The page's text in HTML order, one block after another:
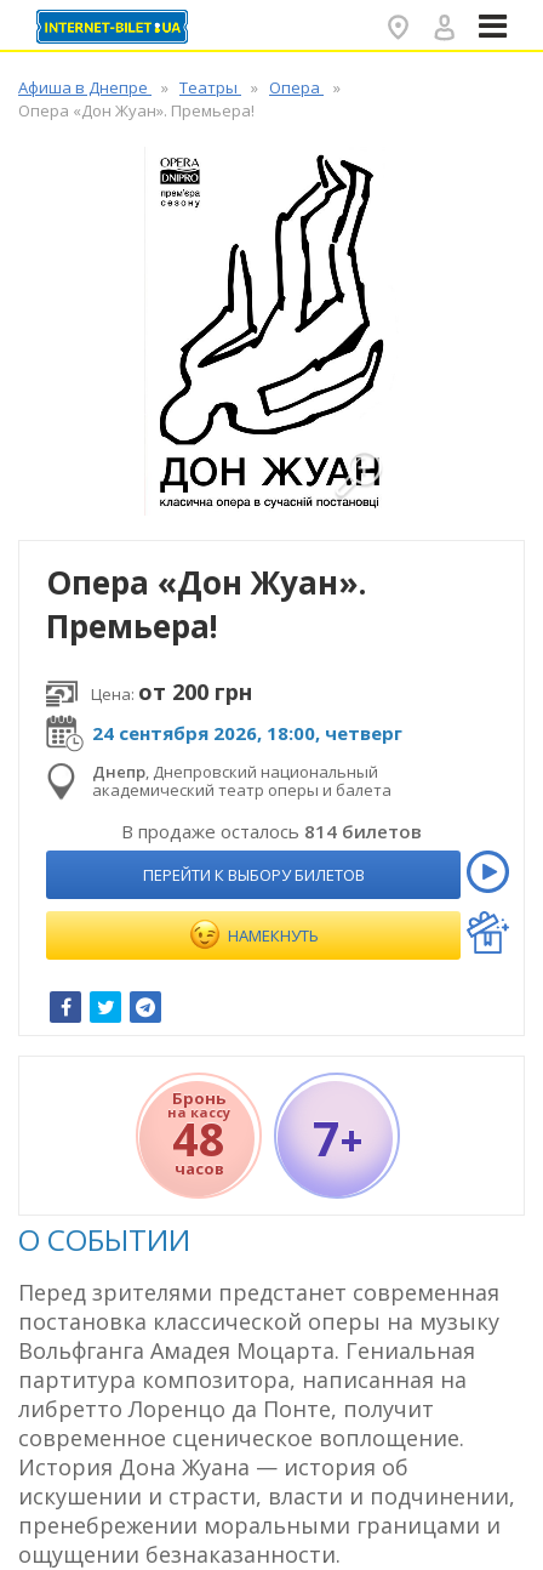
Афиша в Днепре Театры
Опера
Опера «Дон Жуан». Премьера!
Опера «Дон Жуан».
Премьера!
24 сентября 2026, 18:00, четверг
Днепр, Днепровский национальный
академический театр оперы и балета
В продаже осталось 814 билетов
ПЕРЕЙТИ К ВЫБОРУ БИЛЕТОВ
НАМЕКНУТЬ
Цена: от 200 грн
Бронь
на кассу
48
часов 7+
О СОБЫТИИ
Перед зрителями предстанет современная
постановка классической оперы на музыку
Вольфганга Амадея Моцарта. Гениальная
партитура композитора, написанная на
либретто Лоренцо да Понте, получит
современное сценическое воплощение.
История Дона Жуана — история об
искушении и страсти, власти и подчинении,
пренебрежении моральными границами и
ощущении безнаказанности.